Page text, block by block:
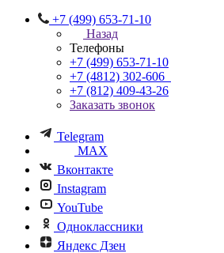
+7 (499) 653-71-10
Назад
Телефоны
+7 (499) 653-71-10
+7 (4812) 302-606
+7 (812) 409-43-26
Заказать звонок
Telegram
MAX
Вконтакте
Instagram
YouTube
Одноклассники
Яндекс Дзен